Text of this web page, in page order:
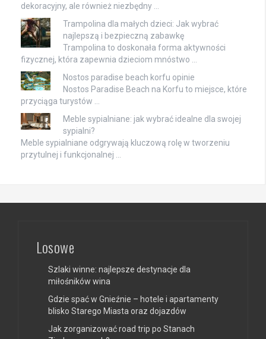
dekoracyjny, ale również niezbędny …
Trampolina dla małych dzieci: Jak wybrać
najlepszą i bezpieczną zabawkę
Trampolina to doskonała forma aktywności
fizycznej, która zapewnia dzieciom mnóstwo …
Nostos paradise beach korfu opinie
Nostos Paradise Beach na Korfu to miejsce, które
przyciąga turystów …
Meble sypialniane: jak wybrać idealne dla swojej
sypialni?
Meble sypialniane odgrywają kluczową rolę w tworzeniu
przytulnej i funkcjonalnej …
Losowe
Szlaki winne: najlepsze destynacje dla
miłośników wina
Gdzie spać w Gnieźnie – hotele i apartamenty
blisko Starego Miasta oraz dojazdów
Jak zorganizować road trip po Stanach